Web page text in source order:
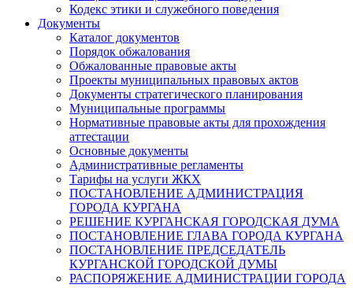
Кодекс этики и служебного поведения
Документы
Каталог документов
Порядок обжалования
Обжалованные правовые акты
Проекты муниципальных правовых актов
Документы стратегического планирования
Муниципальные программы
Нормативные правовые акты для прохождения
аттестации
Основные документы
Административные регламенты
Тарифы на услуги ЖКХ
ПОСТАНОВЛЕНИЕ АДМИНИСТРАЦИЯ
ГОРОДА КУРГАНА
РЕШЕНИЕ КУРГАНСКАЯ ГОРОДСКАЯ ДУМА
ПОСТАНОВЛЕНИЕ ГЛАВА ГОРОДА КУРГАНА
ПОСТАНОВЛЕНИЕ ПРЕДСЕДАТЕЛЬ
КУРГАНСКОЙ ГОРОДСКОЙ ДУМЫ
РАСПОРЯЖЕНИЕ АДМИНИСТРАЦИИ ГОРОДА